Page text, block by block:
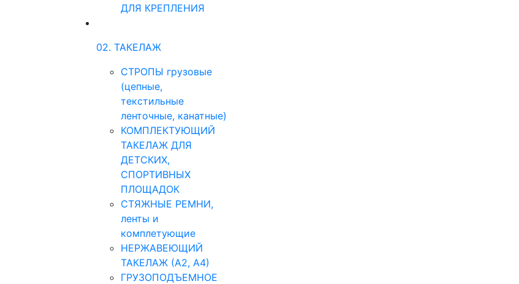
ДЛЯ КРЕПЛЕНИЯ
02. ТАКЕЛАЖ
СТРОПЫ грузовые
(цепные,
текстильные
ленточные, канатные)
КОМПЛЕКТУЮЩИЙ
ТАКЕЛАЖ ДЛЯ
ДЕТСКИХ,
СПОРТИВНЫХ
ПЛОЩАДОК
СТЯЖНЫЕ РЕМНИ,
ленты и
комплетующие
НЕРЖАВЕЮЩИЙ
ТАКЕЛАЖ (А2, А4)
ГРУЗОПОДЪЕМНОЕ